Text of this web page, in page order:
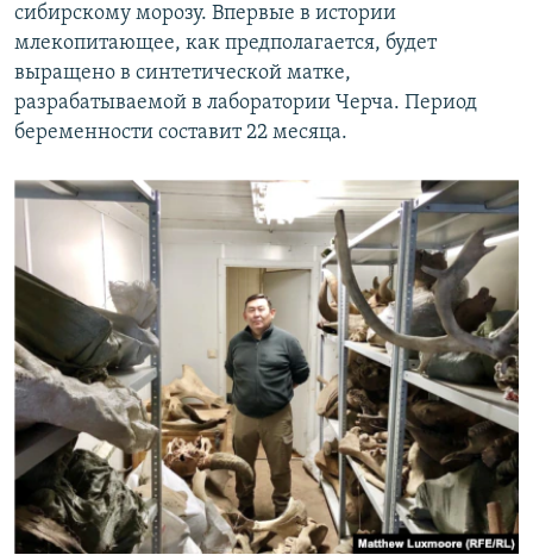
сибирскому морозу. Впервые в истории
млекопитающее, как предполагается, будет
выращено в синтетической матке,
разрабатываемой в лаборатории Черча. Период
беременности составит 22 месяца.